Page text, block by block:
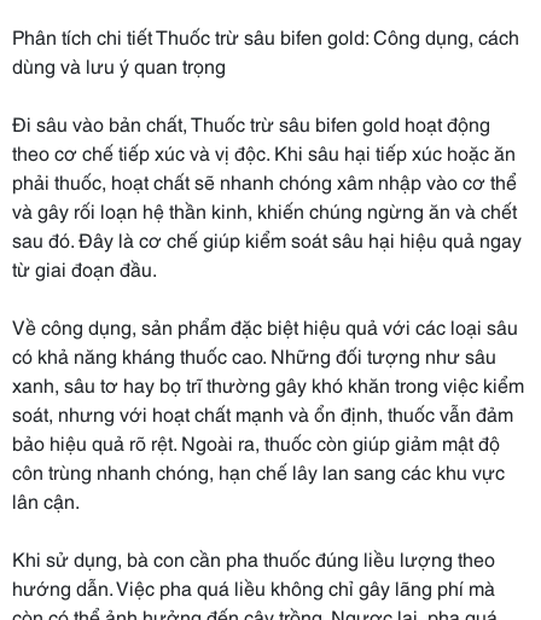
Phân tích chi tiết Thuốc trừ sâu bifen gold: Công dụng, cách
dùng và lưu ý quan trọng
Đi sâu vào bản chất, Thuốc trừ sâu bifen gold hoạt động
theo cơ chế tiếp xúc và vị độc. Khi sâu hại tiếp xúc hoặc ăn
phải thuốc, hoạt chất sẽ nhanh chóng xâm nhập vào cơ thể
và gây rối loạn hệ thần kinh, khiến chúng ngừng ăn và chết
sau đó. Đây là cơ chế giúp kiểm soát sâu hại hiệu quả ngay
từ giai đoạn đầu.
Về công dụng, sản phẩm đặc biệt hiệu quả với các loại sâu
có khả năng kháng thuốc cao. Những đối tượng như sâu
xanh, sâu tơ hay bọ trĩ thường gây khó khăn trong việc kiểm
soát, nhưng với hoạt chất mạnh và ổn định, thuốc vẫn đảm
bảo hiệu quả rõ rệt. Ngoài ra, thuốc còn giúp giảm mật độ
côn trùng nhanh chóng, hạn chế lây lan sang các khu vực
lân cận.
Khi sử dụng, bà con cần pha thuốc đúng liều lượng theo
hướng dẫn. Việc pha quá liều không chỉ gây lãng phí mà